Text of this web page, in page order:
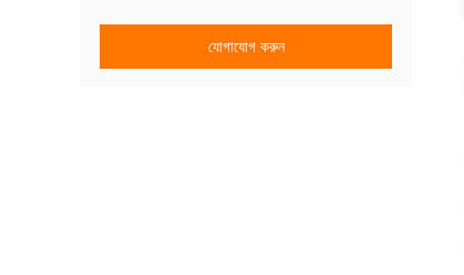
যোগাযোগ করুন